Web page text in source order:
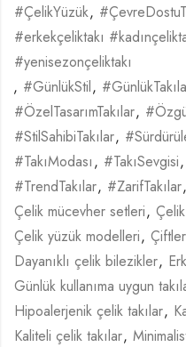
#ÇelikYüzük,
#erkekçeliktakı
#yenisezonçeliktakı
, #GünlükStil,
#ÖzelTasarımTakılar,
#StilSahibiTakılar,
#TakıModası, #TakıSevgisi,
#TrendTakılar, #ZarifTakılar,
Çelik mücevher setleri,
Çelik yüzük modelleri,
Dayanıklı çelik bilezikler,
Günlük kullanıma uygun
Hipoalerjenik çelik takılar,
Kaliteli çelik takılar,